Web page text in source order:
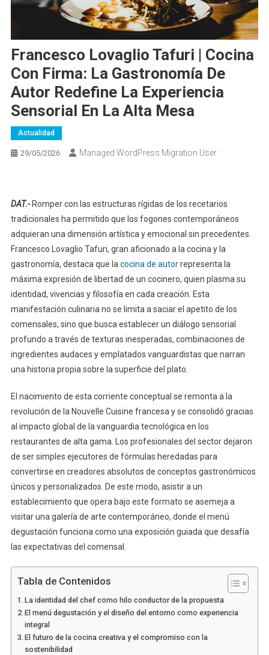
Francesco Lovaglio Tafuri | Cocina
Con Firma: La Gastronomía De
Autor Redefine La Experiencia
Sensorial En La Alta Mesa
Actualidad
29/05/2026 Managed WordPress Migration User
DAT.-Romper con las estructuras rígidas de los recetarios
tradicionales ha permitido que los fogones contemporáneos
adquieran una dimensión artística y emocional sin precedentes.
Francesco Lovaglio Tafuri, gran aficionado a la cocina y la
gastronomía, destaca que lacocina de autorrepresenta la
máxima expresión de libertad de un cocinero, quien plasma su
identidad, vivencias y filosofía en cada creación. Esta
manifestación culinaria no se limita a saciar el apetito de los
comensales, sino que busca establecer un diálogo sensorial
profundo a través de texturas inesperadas, combinaciones de
ingredientes audaces y emplatados vanguardistas que narran
una historia propia sobre la superficie del plato.
El nacimiento de esta corriente conceptual se remonta a la
revolución de la Nouvelle Cuisine francesa y se consolidó gracias
al impacto global de la vanguardia tecnológica en los
restaurantes de alta gama. Los profesionales del sector dejaron
de ser simples ejecutores de fórmulas heredadas para
convertirse en creadores absolutos de conceptos gastronómicos
únicos y personalizados. De este modo, asistir a un
establecimiento que opera bajo este formato se asemeja a
visitar una galería de arte contemporáneo, donde el menú
degustación funciona como una exposición guiada que desafía
las expectativas del comensal.
Tabla de Contenidos
La identidad del chef como hilo conductor de la propuesta
El menú degustación y el diseño del entorno como experiencia
integral
El futuro de la cocina creativa y el compromiso con la
sostenibilidad